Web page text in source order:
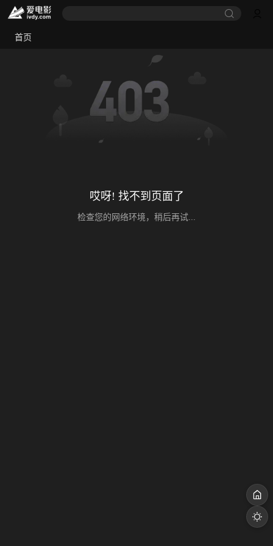
首页
哎呀! 找不到页面了
检查您的网络环境，稍后再试...